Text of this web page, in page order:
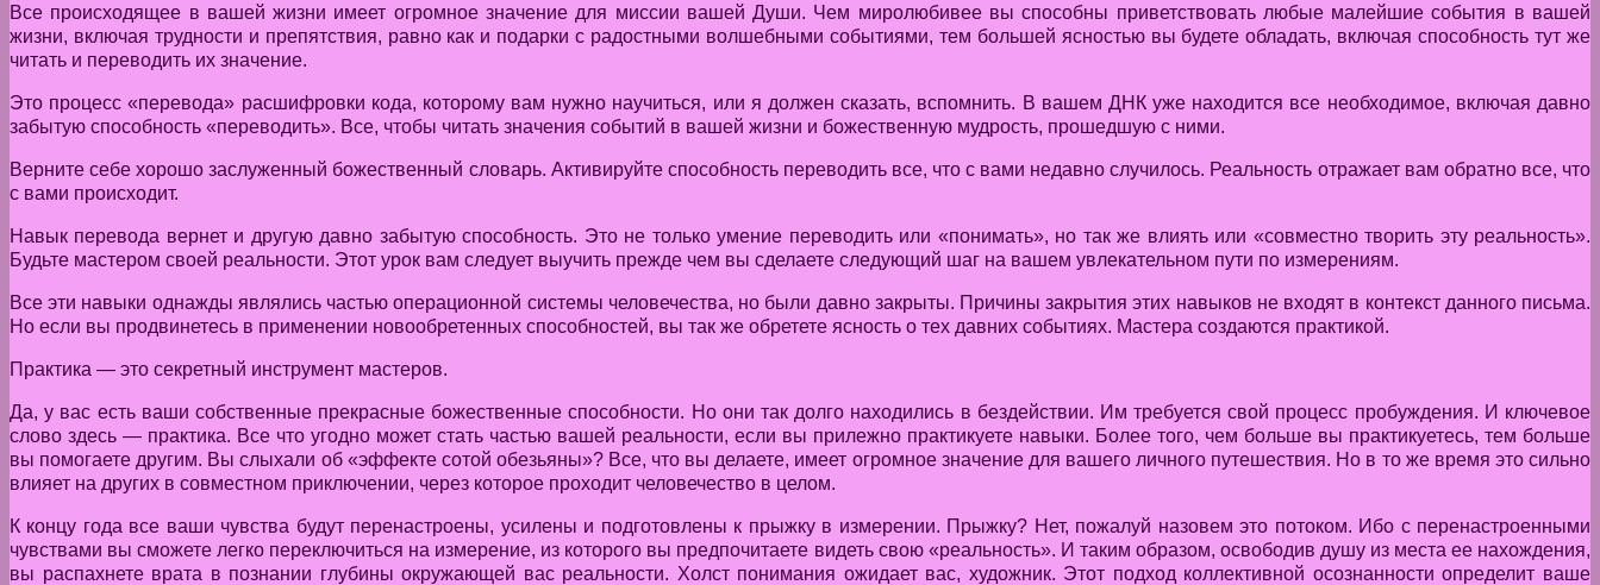
Все происходящее в вашей жизни имеет огромное значение для миссии вашей Души. Чем миролюбивее вы способны приветствовать любые малейшие события в вашей
жизни, включая трудности и препятствия, равно как и подарки с радостными волшебными событиями, тем большей ясностью вы будете обладать, включая способность тут же
читать и переводить их значение.
Это процесс «перевода» расшифровки кода, которому вам нужно научиться, или я должен сказать, вспомнить. В вашем ДНК уже находится все необходимое, включая давно
забытую способность «переводить». Все, чтобы читать значения событий в вашей жизни и божественную мудрость, прошедшую с ними.
Верните себе хорошо заслуженный божественный словарь. Активируйте способность переводить все, что с вами недавно случилось. Реальность отражает вам обратно все, что
с вами происходит.
Навык перевода вернет и другую давно забытую способность. Это не только умение переводить или «понимать», но так же влиять или «совместно творить эту реальность».
Будьте мастером своей реальности. Этот урок вам следует выучить прежде чем вы сделаете следующий шаг на вашем увлекательном пути по измерениям.
Все эти навыки однажды являлись частью операционной системы человечества, но были давно закрыты. Причины закрытия этих навыков не входят в контекст данного письма.
Но если вы продвинетесь в применении новообретенных способностей, вы так же обретете ясность о тех давних событиях. Мастера создаются практикой.
Практика — это секретный инструмент мастеров.
Да, у вас есть ваши собственные прекрасные божественные способности. Но они так долго находились в бездействии. Им требуется свой процесс пробуждения. И ключевое
слово здесь — практика. Все что угодно может стать частью вашей реальности, если вы прилежно практикуете навыки. Более того, чем больше вы практикуетесь, тем больше
вы помогаете другим. Вы слыхали об «эффекте сотой обезьяны»? Все, что вы делаете, имеет огромное значение для вашего личного путешествия. Но в то же время это сильно
влияет на других в совместном приключении, через которое проходит человечество в целом.
К концу года все ваши чувства будут перенастроены, усилены и подготовлены к прыжку в измерении. Прыжку? Нет, пожалуй назовем это потоком. Ибо с перенастроенными
чувствами вы сможете легко переключиться на измерение, из которого вы предпочитаете видеть свою «реальность». И таким образом, освободив душу из места ее нахождения,
вы распахнете врата в познании глубины окружающей вас реальности. Холст понимания ожидает вас, художник. Этот подход коллективной осознанности определит ваше